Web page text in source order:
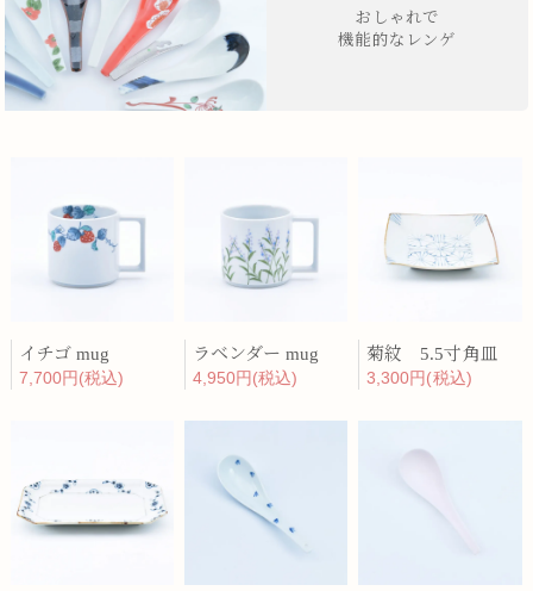
おしゃれで
機能的なレンゲ
イチゴ mug
7,700円(税込)
ラベンダー mug
4,950円(税込)
菊紋 5.5寸角皿
3,300円(税込)